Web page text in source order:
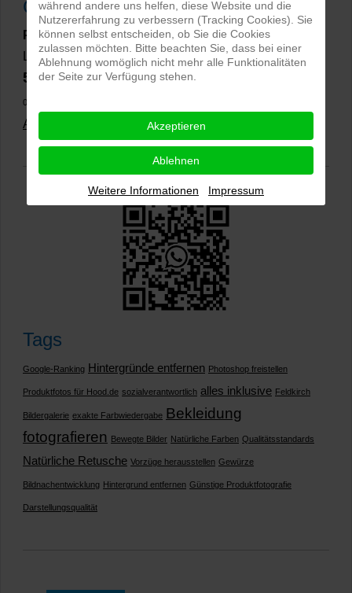
Google Rezensionen
PRO-ducto GmbH, Fotografie und Bildbearbeitung in
Lichtenau
5,0⭐⭐⭐⭐⭐bei144 Google-Rezensionen
02.01.2026)
Alle Rezensionen ansehen|Bewertung abgeben
Tags
Google-Ranking Hintergründe entfernen Photoshop freistellen
Produktfotos für Hood.de sozialverantwortlich alles inklusive Feldkirch
Bildergalerie exakte Farbwiedergabe Bekleidung
fotografieren Bewegte Bilder Natürliche Farben Qualitätsstandards
Natürliche Retusche Vorzüge herausstellen Gewürze
Bildnachentwicklung Hintergrund entfernen Günstige Produktfotografie
Darstellungsqualität
während andere uns helfen, diese Website und die
Nutzererfahrung zu verbessern (Tracking Cookies). Sie
können selbst entscheiden, ob Sie die Cookies
zulassen möchten. Bitte beachten Sie, dass bei einer
Ablehnung womöglich nicht mehr alle Funktionalitäten
der Seite zur Verfügung stehen.
Akzeptieren
Ablehnen
Weitere Informationen Impressum